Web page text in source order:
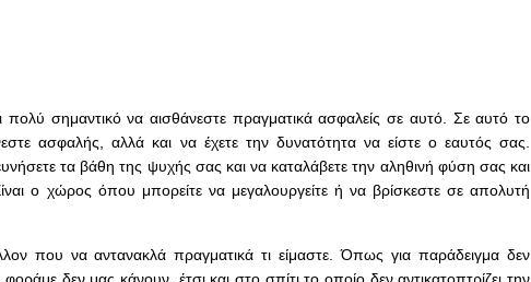
πολύ σημαντικό να αισθάνεστε πραγματικά ασφαλείς σε αυτό. Σε αυτό το
ασφαλής, αλλά και να έχετε την δυνατότητα να είστε ο εαυτός σας.
τα βάθη της ψυχής σας και να καταλάβετε την αληθινή φύση σας και
ο χώρος όπου μπορείτε να μεγαλουργείτε ή να βρίσκεστε σε απολυτή
που να αντανακλά πραγματικά τι είμαστε. Όπως για παράδειγμα δεν